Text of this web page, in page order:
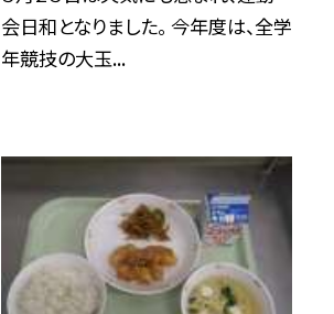
会日和となりました。 今年度は、全学
年競技の大玉...